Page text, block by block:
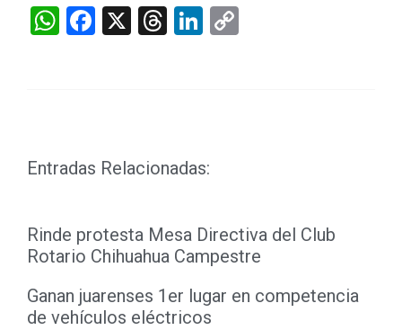
WhatsApp
Facebook
X Threads
LinkedIn
Entradas Relacionadas:
Rinde protesta Mesa Directiva del Club
Rotario Chihuahua Campestre
Ganan juarenses 1er lugar en competencia
de vehículos eléctricos